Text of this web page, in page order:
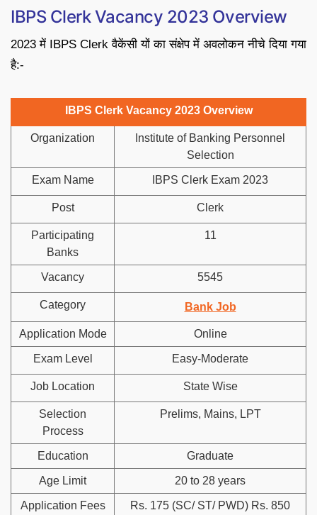
IBPS Clerk Vacancy 2023 Overview
2023 में IBPS Clerk वैकेंसी यों का संक्षेप में अवलोकन नीचे दिया गया
है:-
IBPS Clerk Vacancy 2023 Overview
Organization
Institute of Banking Personnel
Selection
Exam Name IBPS Clerk Exam 2023
Post Clerk
Participating
Banks
11
Vacancy 5545
Category Bank Job
Application Mode Online
Exam Level Easy-Moderate
Job Location State Wise
Selection
Process
Prelims, Mains, LPT
Education Graduate
Age Limit 20 to 28 years
Application Fees
Rs. 175 (SC/ ST/ PWD) Rs. 850